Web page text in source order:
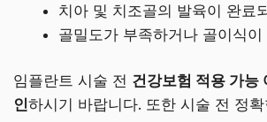
치아 및 치조골의 발육이 완료
골밀도가 부족하거나 골이식
임플란트 시술 전 건강보험 적용 가능
인하시기 바랍니다. 또한 시술 전 정